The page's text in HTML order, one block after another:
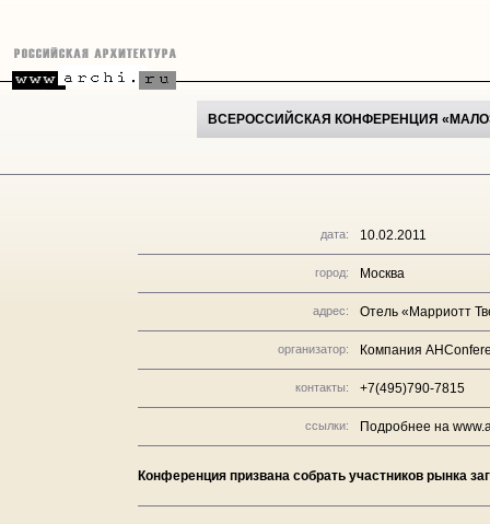
ВСЕРОССИЙСКАЯ КОНФЕРЕНЦИЯ
дата: 10.02.2011
город: Москва
адрес: Отель «Марриотт
организатор: Компания
контакты: +7(495)790-7815
ссылки: Подробнее на
Конференция призвана собрать участников рынка